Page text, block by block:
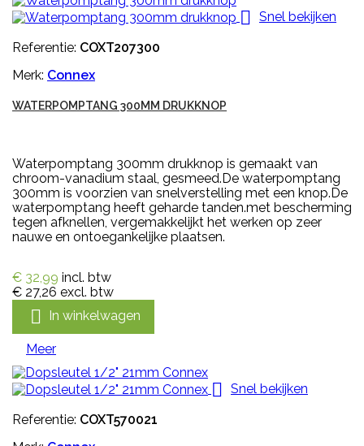

Snel bekijken
Referentie: COXT207300
Merk: Connex
WATERPOMPTANG 300MM DRUKKNOP
Waterpomptang 300mm drukknop is gemaakt van
chroom-vanadium staal, gesmeed.De waterpomptang
300mm is voorzien van snelverstelling met een knop.De
waterpomptang heeft geharde tanden.met bescherming
tegen afknellen, vergemakkelijkt het werken op zeer
nauwe en ontoegankelijke plaatsen.
€ 32,99 incl. btw
€ 27,26 excl. btw
 In winkelwagen
Meer

Snel bekijken
Referentie: COXT570021